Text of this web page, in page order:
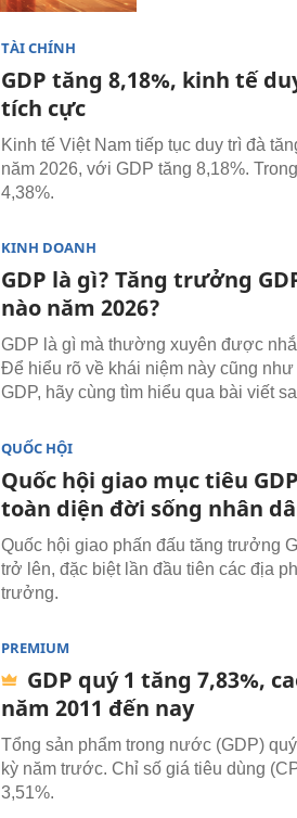
TÀI CHÍNH
GDP tăng 8,18%, kinh tế
tích cực
Kinh tế Việt Nam tiếp tục duy trì đà
năm 2026, với GDP tăng 8,18%.
4,38%.
KINH DOANH
GDP là gì? Tăng trưởng
nào năm 2026?
GDP là gì mà thường xuyên được
Để hiểu rõ về khái niệm này cũng
GDP, hãy cùng tìm hiểu qua bài viết
QUỐC HỘI
Quốc hội giao mục tiêu
toàn diện đời sống nhân
Quốc hội giao phấn đấu tăng trưởng
trở lên, đặc biệt lần đầu tiên các địa
trưởng.
PREMIUM
GDP quý 1 tăng 7,83%,
năm 2011 đến nay
Tổng sản phẩm trong nước (GDP)
kỳ năm trước. Chỉ số giá tiêu dùng
3,51%.